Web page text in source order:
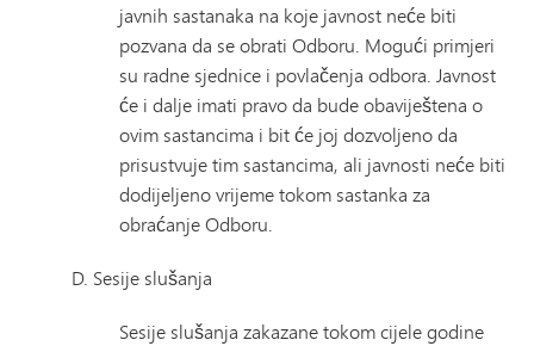
javnih sastanaka na koje javnost neće biti
pozvana da se obrati Odboru. Mogući primjeri
su radne sjednice i povlačenja odbora. Javnost
će i dalje imati pravo da bude obaviještena o
ovim sastancima i bit će joj dozvoljeno da
prisustvuje tim sastancima, ali javnosti neće biti
dodijeljeno vrijeme tokom sastanka za
obraćanje Odboru.
D. Sesije slušanja
Sesije slušanja zakazane tokom cijele godine